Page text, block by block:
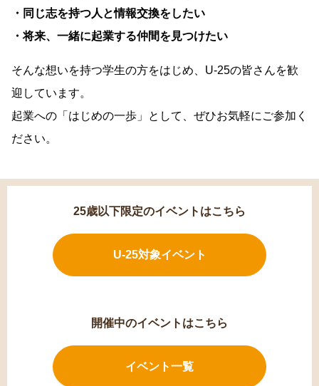
・同じ志を持つ人と情報交換をしたい
・将来、一緒に起業する仲間を見つけたい
そんな想いを持つ学生の方をはじめ、U-25の皆さんを歓
迎しています。
起業への「はじめの一歩」として、ぜひお気軽にご参加く
ださい。
25歳以下限定のイベントはこちら
U-25対象イベント
開催中のイベントはこちら
イベント一覧